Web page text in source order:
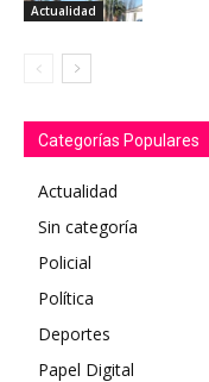
Actualidad
Categorías Populares
Actualidad
Sin categoría
Policial
Política
Deportes
Papel Digital